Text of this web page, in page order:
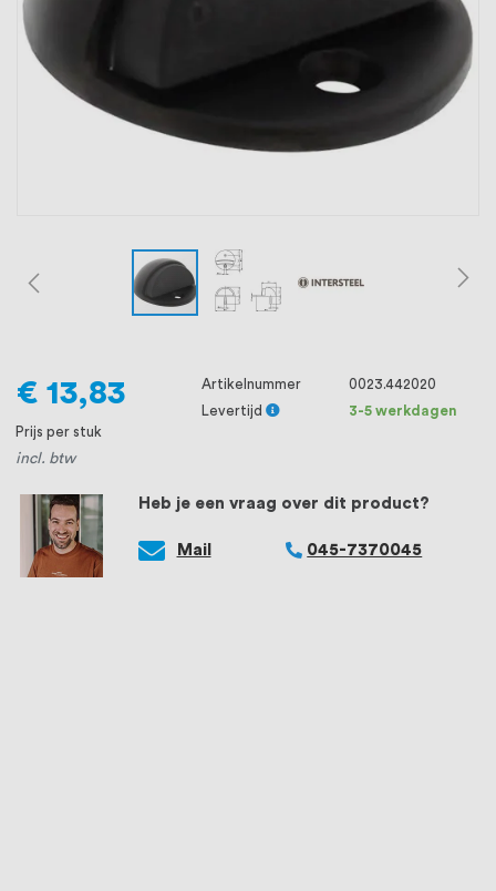
ons voorop, want we geloven dat een
goede relatie met onze klanten het
verschil maakt.
Heb je een vraag over dit product?
Mail 045-7370045
€ 13,83
Prijs per stuk
incl. btw
Artikelnummer
0023.442020
Levertijd
3-5 werkdagen